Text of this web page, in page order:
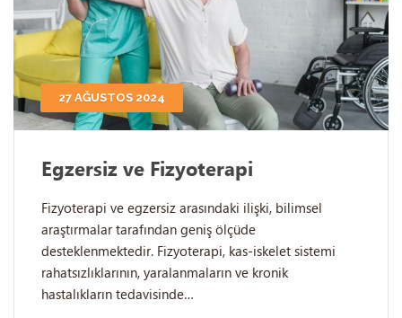
27 AĞUSTOS 2024
Egzersiz ve Fizyoterapi
Fizyoterapi ve egzersiz arasındaki ilişki, bilimsel
araştırmalar tarafından geniş ölçüde
desteklenmektedir. Fizyoterapi, kas-iskelet sistemi
rahatsızlıklarının, yaralanmaların ve kronik
hastalıkların tedavisinde…